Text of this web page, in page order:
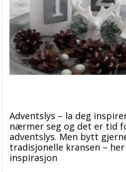
Adventslys – la deg
nærmer seg og det er tid
adventslys. Men bytt
tradisjonelle kransen –
inspirasjon